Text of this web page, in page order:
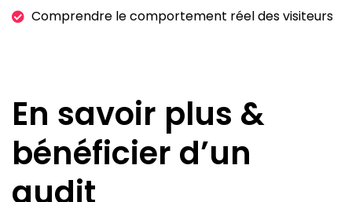
Comprendre le comportement réel des visiteurs
En savoir plus &
bénéficier d’un
audit